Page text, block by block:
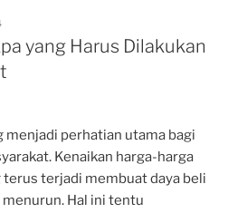
yang Harus Dilakukan
menjadi perhatian utama bagi
Kenaikan harga-harga
terus terjadi membuat daya beli
Hal ini tentu